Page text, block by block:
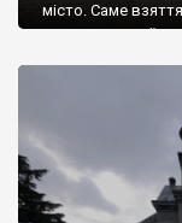
місто. Саме
диктувати свої
Херсонесі
А потім було